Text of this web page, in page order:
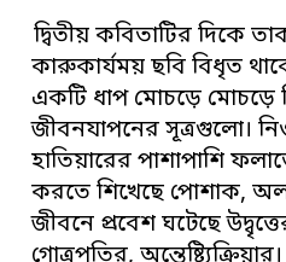
দ্বিতীয় কবিতাটির দিকে
কারুকার্যময় ছবি বিধৃত
একটি ধাপ মোচড়ে মোচড়ে
জীবনযাপনের সূত্রগুলো।
হাতিয়ারের পাশাপাশি
করতে শিখেছে পোশাক,
জীবনে প্রবেশ ঘটেছে